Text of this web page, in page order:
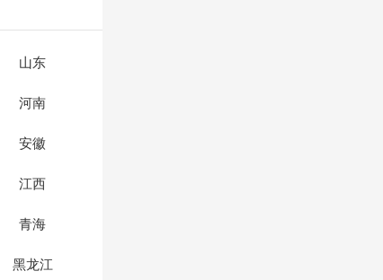
山东
河南
安徽
江西
青海
黑龙江